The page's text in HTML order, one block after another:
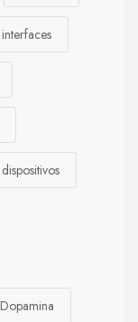
dispositivos
Dopamina